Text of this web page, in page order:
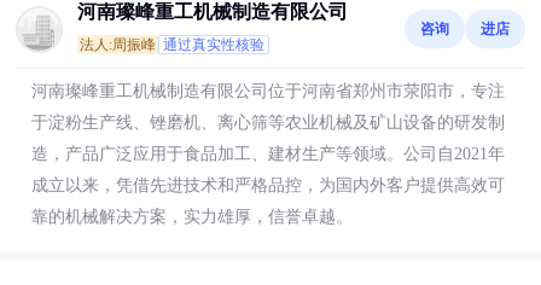
河南璨峰重工机械制造有限公司
法人:周振峰 通过真实性核验
咨询 进店
河南璨峰重工机械制造有限公司位于河南省郑州市荥阳市，专注
于淀粉生产线、锉磨机、离心筛等农业机械及矿山设备的研发制
造，产品广泛应用于食品加工、建材生产等领域。公司自2021年
成立以来，凭借先进技术和严格品控，为国内外客户提供高效可
靠的机械解决方案，实力雄厚，信誉卓越。